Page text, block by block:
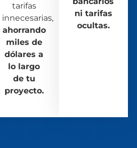
tarifas
innecesarias,
ahorrando
miles de
dólares a
lo largo
de tu
proyecto.
ni tarifas
ocultas.